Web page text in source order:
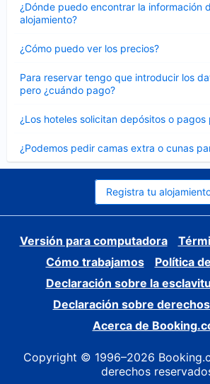
¿Dónde puedo encontrar la información
alojamiento?
cerrado
¿Cómo puedo ver los precios?
cerrado
Para reservar tengo que introducir los
pero ¿cuándo pago?
cerrado
¿Los hoteles solicitan depósitos o
cerrado
¿Podemos pedir camas extra o cunas
cerrado
Registra tu
Versión para computadora
Cómo trabajamos
Política
Declaración sobre la
Declaración sobre
Acerca de
Copyright © 1996–2026
derechos